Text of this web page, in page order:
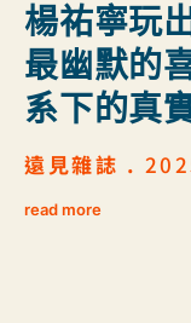
楊祐寧玩
最幽默的
系下的真
遠見雜誌 .
read more